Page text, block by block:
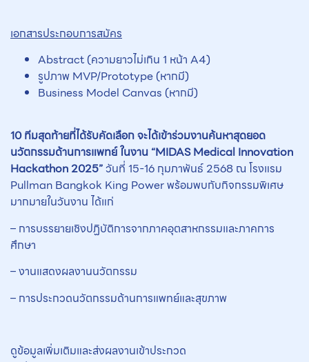
เอกสารประกอบการสมัคร
Abstract (ความยาวไม่เกิน 1 หน้า A4)
รูปภาพ MVP/Prototype (หากมี)
Business Model Canvas (หากมี)
10 ทีมสุดท้ายที่ได้รับคัดเลือกจะได้เข้าร่วมงานค้นหาสุดยอด
นวัตกรรมด้านการแพทย์ ในงาน “MIDAS Medical Innovation
Hackathon 2025”วันที่ 15-16 กุมภาพันธ์ 2568 ณ โรงแรม
Pullman Bangkok King Power พร้อมพบกับกิจกรรมพิเศษ
มากมายในวันงาน ได้แก่
– การบรรยายเชิงปฏิบัติการจากภาคอุตสาหกรรมและภาคการ
ศึกษา
– งานแสดงผลงานนวัตกรรม
– การประกวดนวัตกรรมด้านการแพทย์และสุขภาพ
ดูข้อมูลเพิ่มเติมและส่งผลงานเข้าประกวด